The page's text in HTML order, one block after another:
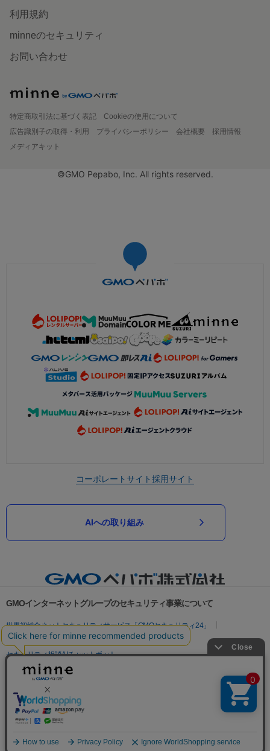
利用規約
minneのセキュリティ
お問い合わせ
特定商取引法に基づく表記
Cookieの使用について
広告識別子の取得・利用
プライバシーポリシー 会社概要
採用情報
メディアキット
©GMO Pepabo, Inc. All rights reserved.
コーポレートサイト採用サイト
AIへの取り組み
GMOインターネットグループのセキュリティ事業について
世界初総合ネットセキュリティサービス「GMOセキュリティ24」
パスワード漏洩診断
Webサイトリスク診断
セキュリティ相談AIチャットボット
実在証明・盗聴対策
サイバー攻撃対策（GMO Flatt Security）
セキュリティ事業の軌跡